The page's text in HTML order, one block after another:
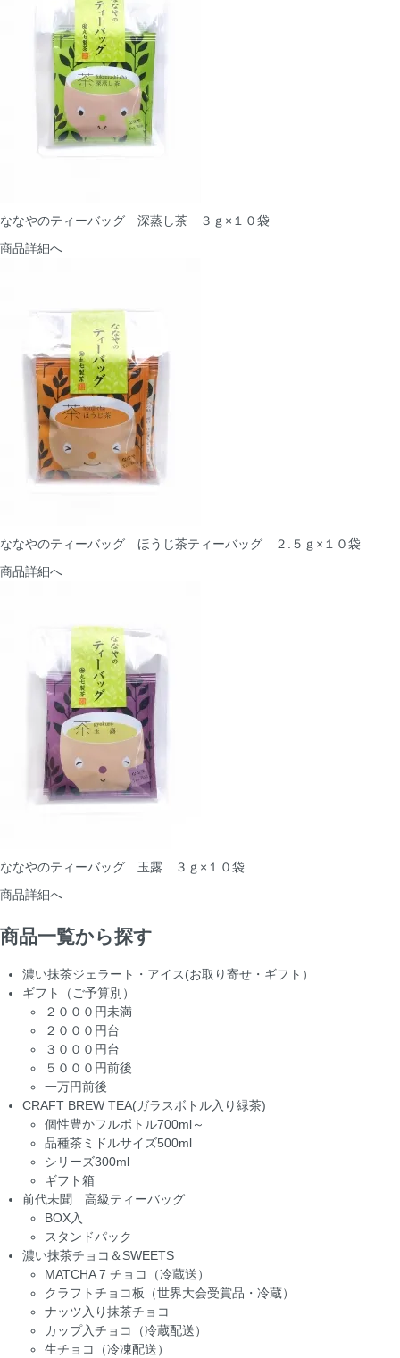
ななやのティーバッグ 深蒸し茶 ３ｇ×１０袋
商品詳細へ
ななやのティーバッグ ほうじ茶ティーバッグ ２.５ｇ×１０袋
商品詳細へ
ななやのティーバッグ 玉露 ３ｇ×１０袋
商品詳細へ
商品一覧から探す
濃い抹茶ジェラート・アイス(お取り寄せ・ギフト）
ギフト（ご予算別）
２０００円未満
２０００円台
３０００円台
５０００円前後
一万円前後
CRAFT BREW TEA(ガラスボトル入り緑茶)
個性豊かフルボトル700ml～
品種茶ミドルサイズ500ml
シリーズ300ml
ギフト箱
前代未聞 高級ティーバッグ
BOX入
スタンドパック
濃い抹茶チョコ＆SWEETS
MATCHA 7 チョコ（冷蔵送）
クラフトチョコ板（世界大会受賞品・冷蔵）
ナッツ入り抹茶チョコ
カップ入チョコ（冷蔵配送）
生チョコ（冷凍配送）